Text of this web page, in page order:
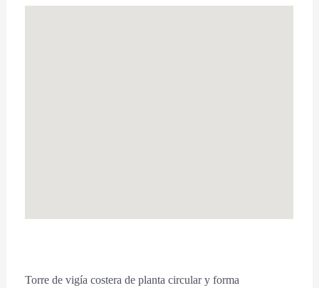
Torre de vigía costera de planta circular y forma